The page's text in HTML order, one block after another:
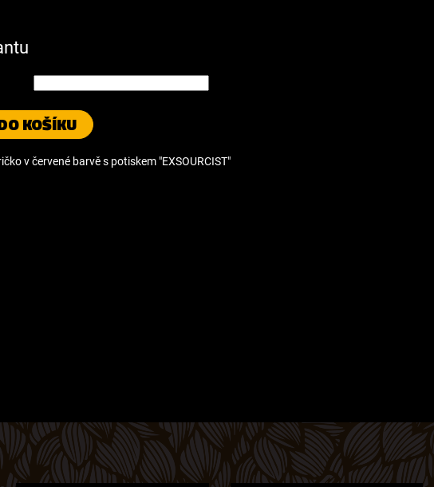
KOŠÍKU
v červené barvě s potiskem "EXSOURCIST"